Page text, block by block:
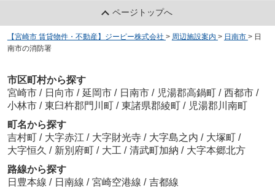
ページトップへ
【宮崎市 賃貸物件・不動産】ジーピー株式会社 > 周辺施設案内 > 日南市 > 日
南市の消防署
市区町村から探す
宮崎市 / 日向市 / 延岡市 / 日南市 / 児湯郡高鍋町 / 西都市 /
小林市 / 東臼杵郡門川町 / 東諸県郡綾町 / 児湯郡川南町
町名から探す
吉村町 / 大字赤江 / 大字財光寺 / 大字島之内 / 大塚町 /
大字恒久 / 新別府町 / 大工 / 清武町加納 / 大字本郷北方
路線から探す
日豊本線 / 日南線 / 宮崎空港線 / 吉都線